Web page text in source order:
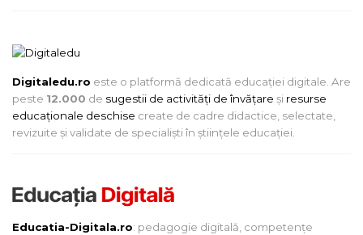
Digitaledu.ro este o platformă dedicată educației digitale. Are
peste 12.000 de sugestii de activități de învățare și resurse
educaționale deschise create de cadre didactice, selectate,
revizuite și validate de specialiști în științele educației.
Educatia-Digitala.ro: pedagogie digitală, competențe